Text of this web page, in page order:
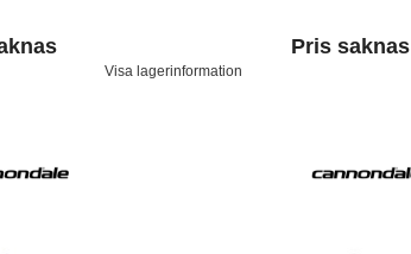
Pris saknas
Visa lagerinformation